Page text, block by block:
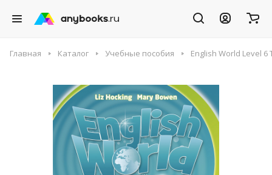
Главная Каталог Учебные пособия English World Level